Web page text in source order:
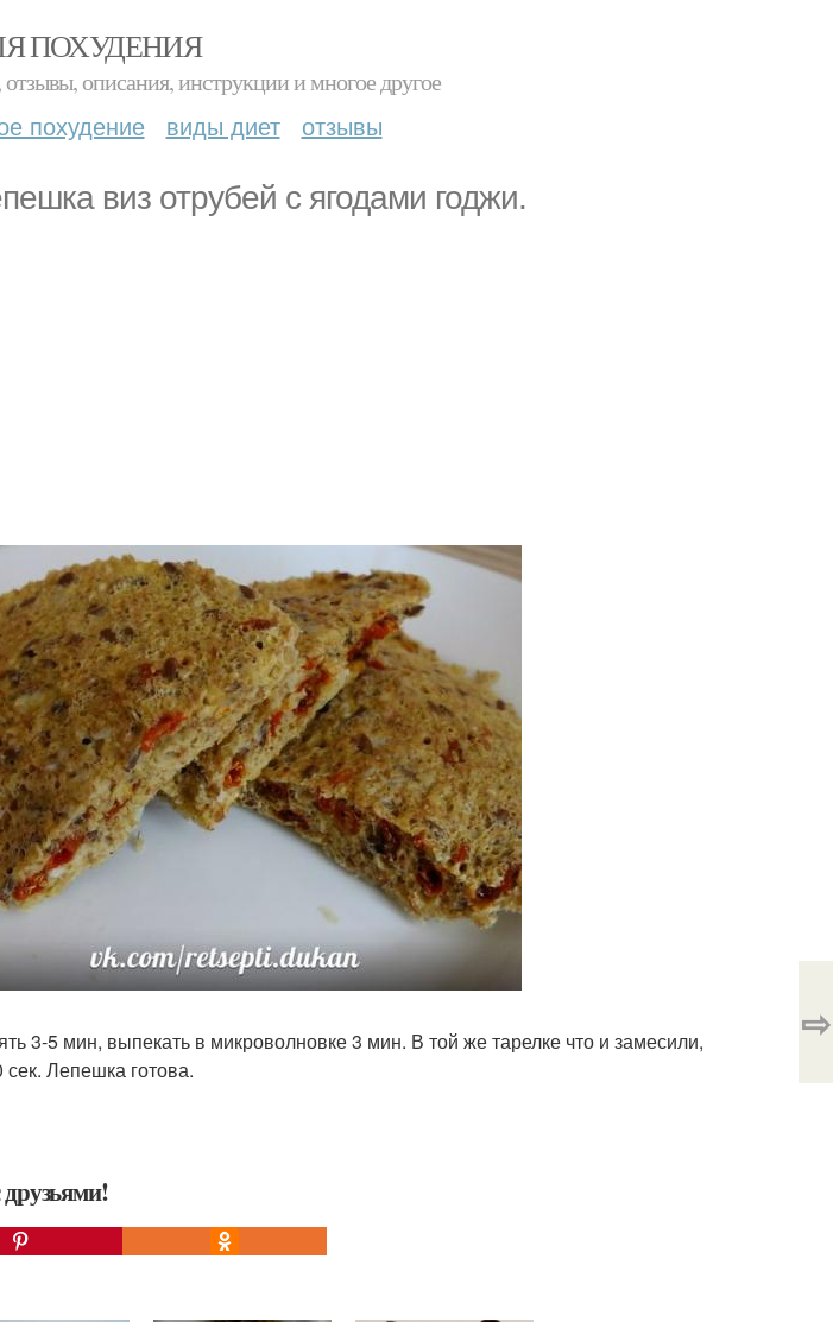
ПОХУДЕНИЯ
описания, инструкции и многое другое
похудение виды диет отзывы
виз отрубей c ягодами годжи.
3-5 мин, выпекать в микроволновке 3 мин. В той же тарелке что и замесили,
Лепешка готова.
⇨